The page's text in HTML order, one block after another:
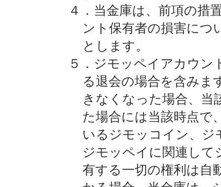
４．当金庫は、前項の措
ント保有者の損害につ
とします。
５．ジモッペイアカウン
る退会の場合を含みま
きなくなった場合、当
た場合には当該時点で
いるジモッコイン、ジ
ジモッペイに関連して
有する一切の権利は自